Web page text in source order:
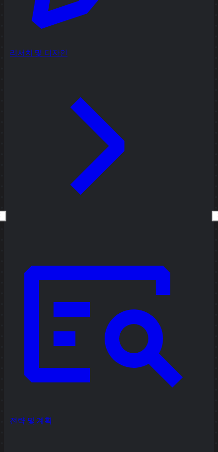
리서치 및 디자인
전략 및 계획